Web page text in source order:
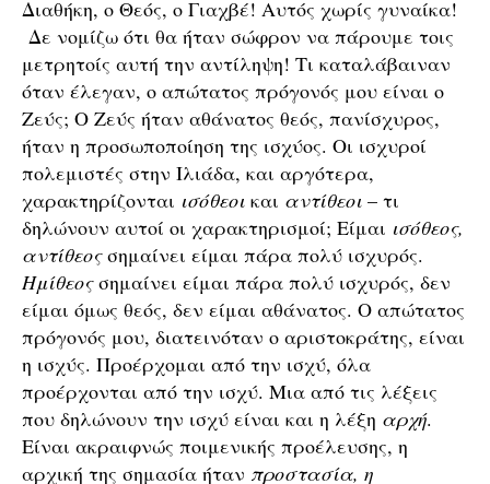
Διαθήκη, ο Θεός, ο Γιαχβέ! Αυτός χωρίς γυναίκα!
Δε νομίζω ότι θα ήταν σώφρον να πάρουμε τοις
μετρητοίς αυτή την αντίληψη! Τι καταλάβαιναν
όταν έλεγαν, ο απώτατος πρόγονός μου είναι ο
Ζεύς; Ο Ζεύς ήταν αθάνατος θεός, πανίσχυρος,
ήταν η προσωποποίηση της ισχύος. Οι ισχυροί
πολεμιστές στην Ιλιάδα, και αργότερα,
χαρακτηρίζονται ισόθεοι και αντίθεοι – τι
δηλώνουν αυτοί οι χαρακτηρισμοί; Είμαι ισόθεος,
αντίθεοςσημαίνει είμαι πάρα πολύ ισχυρός.
Ημίθεοςσημαίνει είμαι πάρα πολύ ισχυρός, δεν
είμαι όμως θεός, δεν είμαι αθάνατος. Ο απώτατος
πρόγονός μου, διατεινόταν ο αριστοκράτης, είναι
η ισχύς. Προέρχομαι από την ισχύ, όλα
προέρχονται από την ισχύ. Μια από τις λέξεις
που δηλώνουν την ισχύ είναι και η λέξη αρχή.
Είναι ακραιφνώς ποιμενικής προέλευσης, η
αρχική της σημασία ήταν προστασία, η